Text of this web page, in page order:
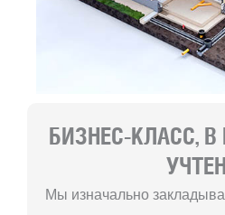
БИЗНЕС-КЛАСС,
Мы изначально